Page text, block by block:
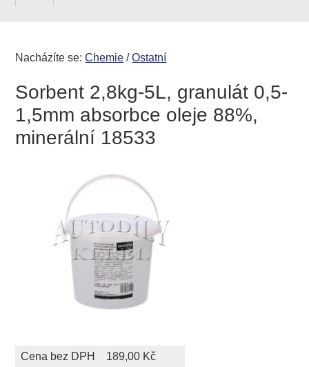
Nacházíte se:Chemie /Ostatní
Sorbent 2,8kg-5L, granulát 0,5-
1,5mm absorbce oleje 88%,
minerální 18533
Cena bez DPH 189,00 Kč